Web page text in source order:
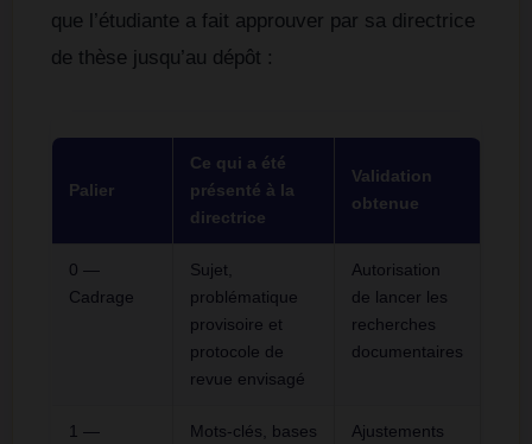
que l’étudiante a fait approuver par sa directrice
de thèse jusqu’au dépôt :
Palier
Ce qui a été
présenté à la
directrice
Validation
obtenue
0 —
Cadrage
Sujet,
problématique
provisoire et
protocole de
revue envisagé
Autorisation
de lancer les
recherches
documentaires
1 —
Mots-clés, bases
Ajustements